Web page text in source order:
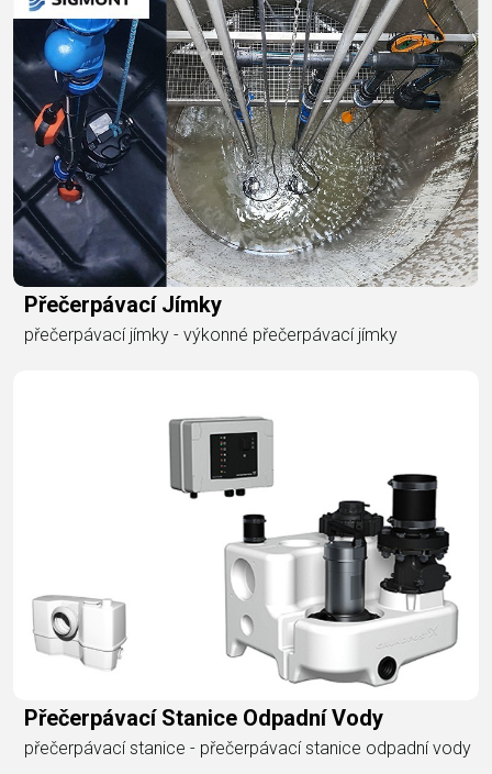
Přečerpávací Jímky
přečerpávací jímky - výkonné přečerpávací jímky
Přečerpávací Stanice Odpadní Vody
přečerpávací stanice - přečerpávací stanice odpadní vody